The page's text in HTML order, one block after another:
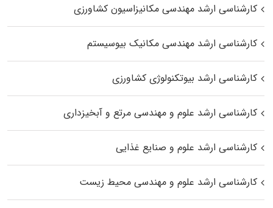
کارشناسی ارشد مهندسی مکانیزاسیون کشاورزی
کارشناسی ارشد مهندسی مکانیک بیوسیستم
کارشناسی ارشد بیوتکنولوژی کشاورزی
کارشناسی ارشد علوم و مهندسی مرتع و آبخیزداری
کارشناسی ارشد علوم و صنایع غذایی
کارشناسی ارشد علوم و مهندسی محیط زیست